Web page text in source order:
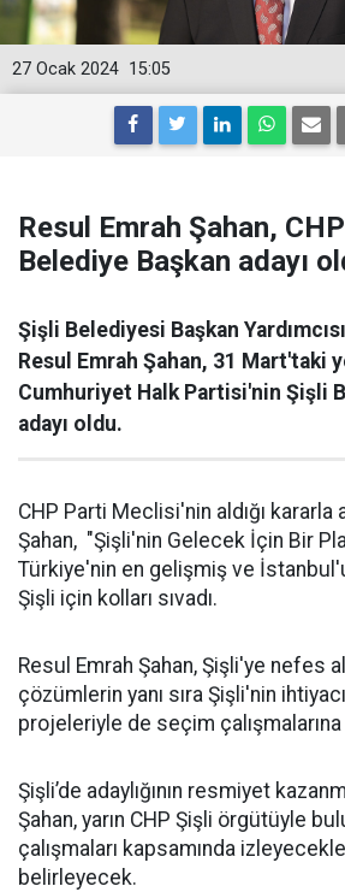
15:05
27 Ocak 2024
Resul Emrah Şahan,
Belediye Başkan adayı
Şişli Belediyesi Başkan
Resul Emrah Şahan, 31 Mart'taki
Cumhuriyet Halk Partisi'nin Şişli
adayı oldu.
CHP Parti Meclisi'nin aldığı kararla
Şahan, "Şişli'nin Gelecek İçin Bir
Türkiye'nin en gelişmiş ve
Şişli için kolları sıvadı.
Resul Emrah Şahan, Şişli'ye nefes
çözümlerin yanı sıra Şişli'nin
projeleriyle de seçim çalışmalarına
Şişli’de adaylığının resmiyet
Şahan, yarın CHP Şişli örgütüyle
çalışmaları kapsamında
belirleyecek.